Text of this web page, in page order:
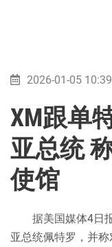
2026-01-05
XM跟单
亚总统
使馆
据美国媒体4日报
亚总统佩特罗，并称